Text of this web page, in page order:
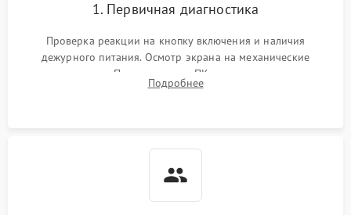
1. Первичная диагностика
Проверка реакции на кнопку включения и наличия
дежурного питания. Осмотр экрана на механические
повреждения. Подключение к ПК для оценки вывода
изображения, работы подсветки и выявления артефактов на
Подробнее